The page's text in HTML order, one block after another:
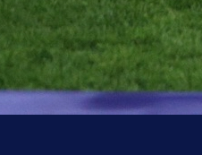
iz Bosne i
evropskih razvojnih
biti izuzetno teško